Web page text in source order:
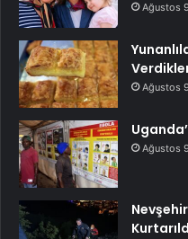
Ağustos
Ağustos
Ağustos